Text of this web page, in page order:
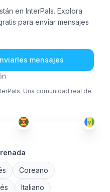
en InterPals. Explora
para enviar mensajes
mensajes
Una comunidad real de
Coreano
Italiano